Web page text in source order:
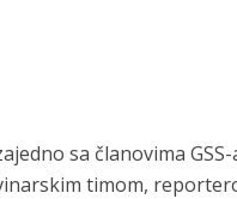
sa članovima
timom,